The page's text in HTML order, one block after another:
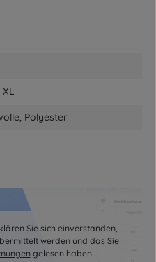
Polyester
Sie sich einverstanden,
werden und das Sie
gelesen haben.